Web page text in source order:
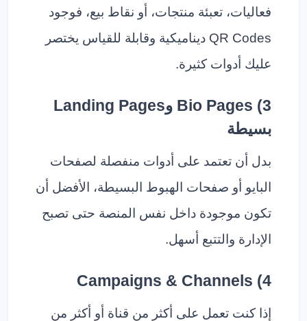
فعاليات، تعبئة منتجات، أو نقاط بيع، فوجود
QR Codes ديناميكية وقابلة للقياس يختصر
عليك أدوات كثيرة.
3) Bio Pages وLanding Pages
بسيطة
بدل أن تعتمد على أدوات منفصلة لصفحات
البايو أو صفحات الهبوط البسيطة، الأفضل أن
تكون موجودة داخل نفس المنصة حتى تصبح
الإدارة والتتبع أسهل.
4) Campaigns & Channels
إذا كنت تعمل على أكثر من قناة أو أكثر من